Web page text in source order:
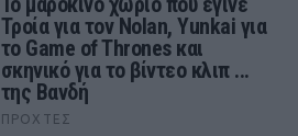
Τροία για τον Nolan, Yunkai για
το Game of Thrones και
σκηνικό για το βίντεο κλιπ ...
της Βανδή
ΠΡΟΧΤΈΣ